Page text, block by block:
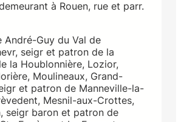
à Rouen, rue et parr.
André-Guy du Val de
seigr et patron de la
la Houblonnière, Lozior,
Moulineaux, Grand-
et patron de Manneville-la-
Mesnil-aux-Crottes,
seigr baron et patron de